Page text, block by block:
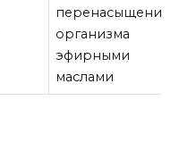
перенасыщения
организма
эфирными
маслами